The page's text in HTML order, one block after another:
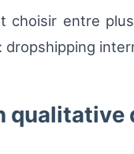
choisir entre
dropshipping
qualitative